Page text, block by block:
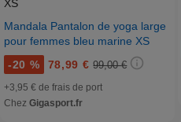
Mandala Pantalon de yoga large
pour femmes bleu marine XS
-20 % 78,99 € 99,00 €
+3,95 € de frais de port
Chez Gigasport.fr